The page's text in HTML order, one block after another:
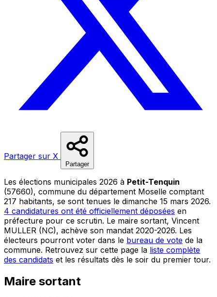
Partager sur X
Partager
Les élections municipales 2026 à Petit-Tenquin
(57660), commune du département Moselle comptant
217 habitants, se sont tenues le dimanche 15 mars 2026.
4 candidatures ont été officiellement déposées en
préfecture pour ce scrutin. Le maire sortant, Vincent
MULLER (NC), achève son mandat 2020-2026. Les
électeurs pourront voter dans le bureau de vote de la
commune. Retrouvez sur cette page la liste complète
des candidats et les résultats dès le soir du premier tour.
Maire sortant